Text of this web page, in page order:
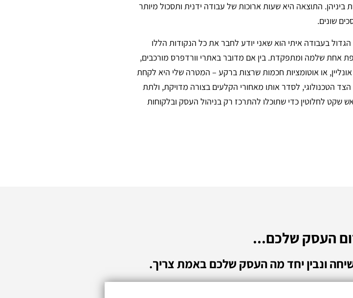
ביניהן. התוצאה היא שעות ארוכות של עבודה ידנית ותסכול מיותר
שונים.
הגדול בעבודה איתי הוא שאני יודע לחבר את כל הנקודות הללו
אחת שלמה ומתפקדת. בין אם מדובר באתרי וורדפרס מורכבים,
אונליין, או אוטומציות חכמות שרצות ברקע – המטרה שלי היא לקחת
הטכנולוגי, לסדר אותו מאחורי הקלעים בצורה מדויקת, ולתת
שקט לחלוטין כדי שתוכלו להתרכז רק בניהול העסק ובלקוחות
העסק שלכם...
ונבין יחד מה העסק שלכם באמת צריך.